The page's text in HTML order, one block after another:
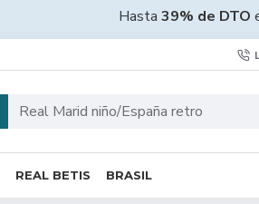
Hasta 39% de DTO
REAL BETIS BRASIL